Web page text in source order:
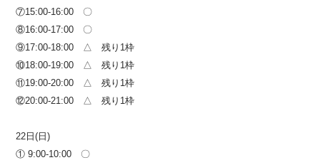
⑦15:00-16:00 〇
⑧16:00-17:00 〇
⑨17:00-18:00 △ 残り1枠
⑩18:00-19:00 △ 残り1枠
⑪19:00-20:00 △ 残り1枠
⑫20:00-21:00 △ 残り1枠
22日(日)
① 9:00-10:00 〇